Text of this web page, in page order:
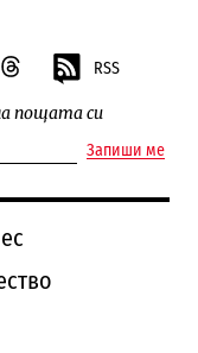
threads RSS
пощата си
Запиши ме